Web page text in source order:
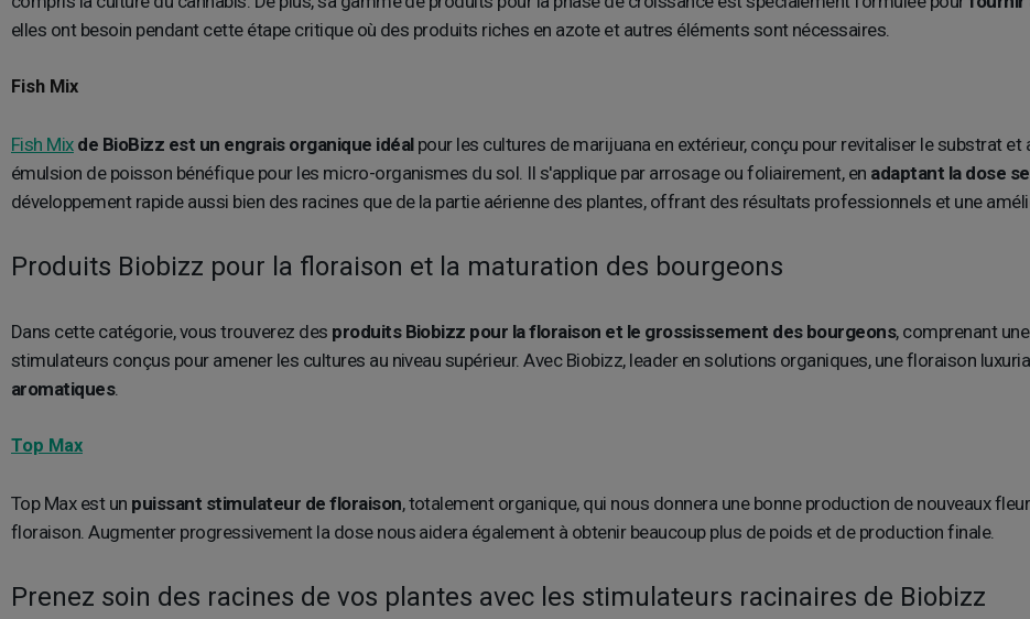
elles ont besoin pendant cette étape critique où des produits riches en azote et autres éléments sont nécessaires.
Fish Mix
Fish Mix de BioBizz est un engrais organique idéalpour les cultures de marijuana en extérieur, conçu pour revitaliser le substrat
émulsion de poisson bénéfique pour les micro-organismes du sol. Il s'applique par arrosage ou foliairement, en adaptant la dose
développement rapide aussi bien des racines que de la partie aérienne des plantes, offrant des résultats professionnels et une
Produits Biobizz pour la floraison et la maturation des bourgeons
Dans cette catégorie, vous trouverez des produits Biobizz pour la floraison et le grossissement des bourgeons, comprenant
stimulateurs conçus pour amener les cultures au niveau supérieur. Avec Biobizz, leader en solutions organiques, une floraison
aromatiques.
Top Max
Top Max est un puissant stimulateur de floraison, totalement organique, qui nous donnera une bonne production de nouveaux
floraison. Augmenter progressivement la dose nous aidera également à obtenir beaucoup plus de poids et de production finale.
Prenez soin des racines de vos plantes avec les stimulateurs racinaires de Biobizz